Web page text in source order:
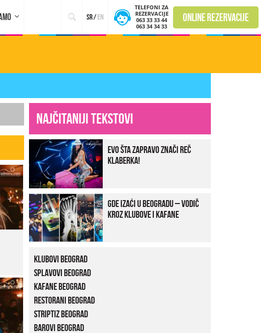
sr/en
TELEFONI ZA
REZERVACIJE
063 33 33 44
063 34 34 33
online rezervacije
Najčitaniji tekstovi
Evo šta zapravo znači reč
klaberka!
Gde izaći u Beogradu – vodič
kroz klubove i kafane
Klubovi Beograd
Splavovi Beograd
Kafane Beograd
Restorani Beograd
Striptiz Beograd
Barovi Beograd